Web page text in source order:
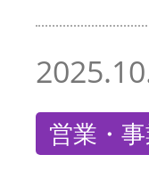
営業・